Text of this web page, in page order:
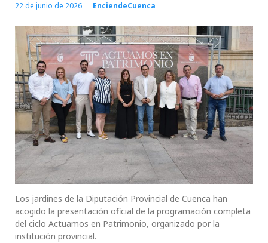
22 de junio de 2026 EnciendeCuenca
Los jardines de la Diputación Provincial de Cuenca han
acogido la presentación oficial de la programación completa
del ciclo Actuamos en Patrimonio, organizado por la
institución provincial.